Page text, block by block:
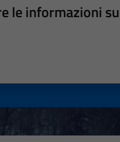
le informazioni